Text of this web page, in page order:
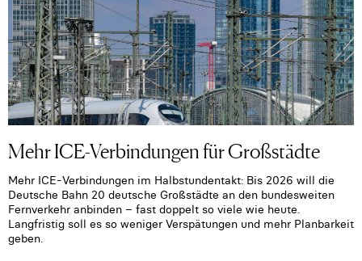
Mehr ICE-Verbindungen für Großstädte
Mehr ICE-Verbindungen im Halbstundentakt: Bis 2026 will die
Deutsche Bahn 20 deutsche Großstädte an den bundesweiten
Fernverkehr anbinden – fast doppelt so viele wie heute.
Langfristig soll es so weniger Verspätungen und mehr Planbarkeit
geben.